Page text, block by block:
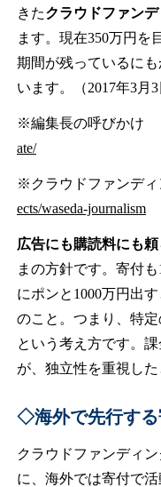
きたクラウドファン
ます。現在350万円を
期間が残っているに
います。（2017年3月3
※編集長の呼びか
ate/
※クラウドファン
ects/waseda-journalism
広告にも購読料にも
まの方針です。寄付
にポンと1000万円出
のこと。つまり、特
という考え方です。
が、独立性を重視した
◇海外で先行する
クラウドファンディ
に、海外では寄付で